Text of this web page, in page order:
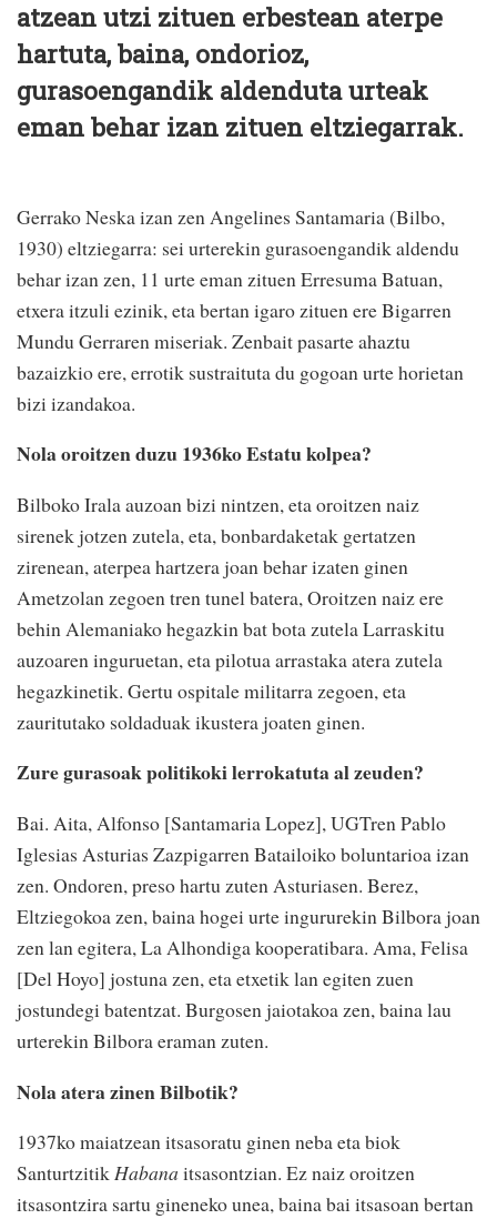
atzean utzi zituen erbestean aterpe
hartuta, baina, ondorioz,
gurasoengandik aldenduta urteak
eman behar izan zituen eltziegarrak.
Gerrako Neska izan zen Angelines Santamaria (Bilbo,
1930) eltziegarra: sei urterekin gurasoengandik aldendu
behar izan zen, 11 urte eman zituen Erresuma Batuan,
etxera itzuli ezinik, eta bertan igaro zituen ere Bigarren
Mundu Gerraren miseriak. Zenbait pasarte ahaztu
bazaizkio ere, errotik sustraituta du gogoan urte horietan
bizi izandakoa.
Nola oroitzen duzu 1936ko Estatu kolpea?
Bilboko Irala auzoan bizi nintzen, eta oroitzen naiz
sirenek jotzen zutela, eta, bonbardaketak gertatzen
zirenean, aterpea hartzera joan behar izaten ginen
Ametzolan zegoen tren tunel batera, Oroitzen naiz ere
behin Alemaniako hegazkin bat bota zutela Larraskitu
auzoaren inguruetan, eta pilotua arrastaka atera zutela
hegazkinetik. Gertu ospitale militarra zegoen, eta
zauritutako soldaduak ikustera joaten ginen.
Zure gurasoak politikoki lerrokatuta al zeuden?
Bai. Aita, Alfonso [Santamaria Lopez], UGTren Pablo
Iglesias Asturias Zazpigarren Batailoiko boluntarioa izan
zen. Ondoren, preso hartu zuten Asturiasen. Berez,
Eltziegokoa zen, baina hogei urte ingururekin Bilbora joan
zen lan egitera, La Alhondiga kooperatibara. Ama, Felisa
[Del Hoyo] jostuna zen, eta etxetik lan egiten zuen
jostundegi batentzat. Burgosen jaiotakoa zen, baina lau
urterekin Bilbora eraman zuten.
Nola atera zinen Bilbotik?
1937ko maiatzean itsasoratu ginen neba eta biok
SanturtzitikHabana itsasontzian. Ez naiz oroitzen
itsasontzira sartu gineneko unea, baina bai itsasoan bertan